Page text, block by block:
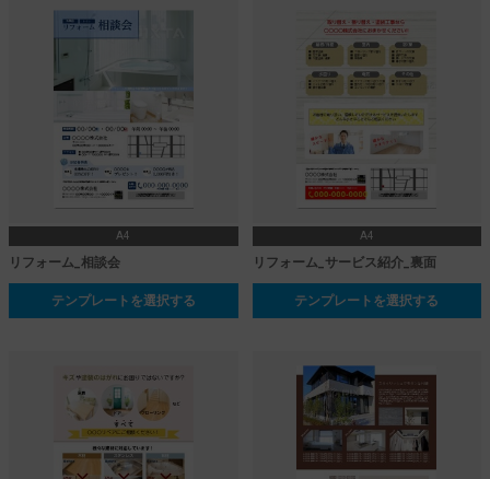
A4
リフォーム_相談会
テンプレートを選択する
A4
リフォーム_サービス紹介_裏面
テンプレートを選択する